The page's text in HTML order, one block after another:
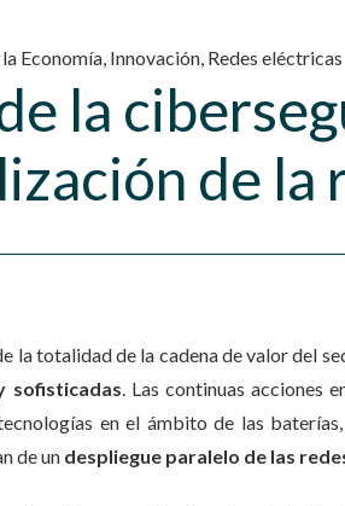
Economía, Innovación, Redes eléctricas
la
de la
la totalidad de la cadena de valor del
sofisticadas. Las continuas acciones
en el ámbito de las
de un despliegue paralelo de las